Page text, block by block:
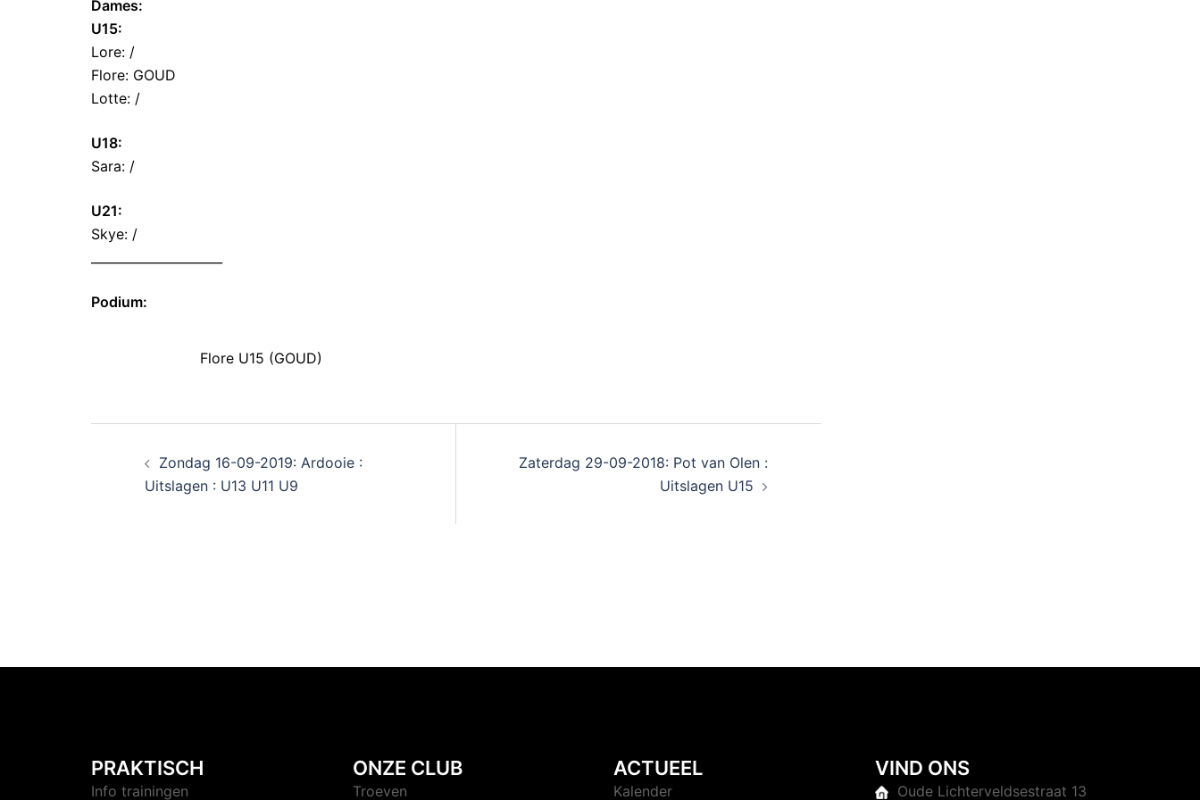
Dames:
U15:
Lore: /
Flore: GOUD
Lotte: /
U18:
Sara: /
U21:
Skye: /
Podium:
Flore U15 (GOUD)
Zondag 16-09-2019: Ardooie :
Uitslagen : U13 U11 U9
Zaterdag 29-09-2018: Pot van Olen :
Uitslagen U15
PRAKTISCH
Info trainingen
ONZE CLUB
Troeven
ACTUEEL
Kalender
VIND ONS
Oude Lichterveldsestraat 13